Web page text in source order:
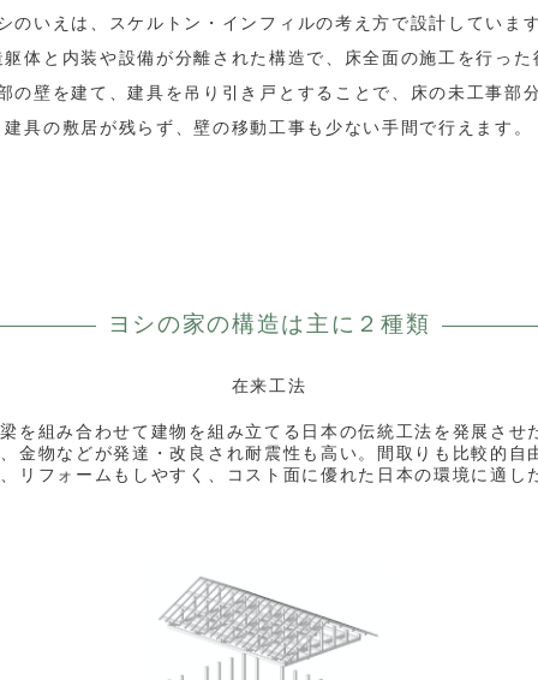
のいえは、スケルトン・インフィルの考え方で設計しています
躯体と内装や設備が分離された構造で、床全面の施工を行った
の壁を建て、建具を吊り引き戸とすることで、床の未工事部
建具の敷居が残らず、壁の移動工事も少ない手間で行えます。
ヨシの家の構造は 主に２種類
在来工法
を組み合わせて建物を組み立てる日本の伝統工法を発展させ
金物などが発達・改良され耐震性も高い。間取りも比較的自
リフォームもしやすく、コスト面に優れた日本の環境に適し